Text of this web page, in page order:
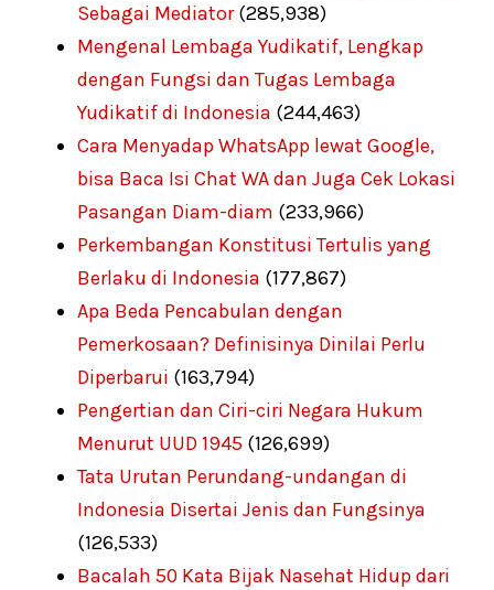
Sebagai Mediator (285,938)
Mengenal Lembaga Yudikatif, Lengkap
dengan Fungsi dan Tugas Lembaga
Yudikatif di Indonesia (244,463)
Cara Menyadap WhatsApp lewat Google,
bisa Baca Isi Chat WA dan Juga Cek Lokasi
Pasangan Diam-diam (233,966)
Perkembangan Konstitusi Tertulis yang
Berlaku di Indonesia (177,867)
Apa Beda Pencabulan dengan
Pemerkosaan? Definisinya Dinilai Perlu
Diperbarui (163,794)
Pengertian dan Ciri-ciri Negara Hukum
Menurut UUD 1945 (126,699)
Tata Urutan Perundang-undangan di
Indonesia Disertai Jenis dan Fungsinya
(126,533)
Bacalah 50 Kata Bijak Nasehat Hidup dari